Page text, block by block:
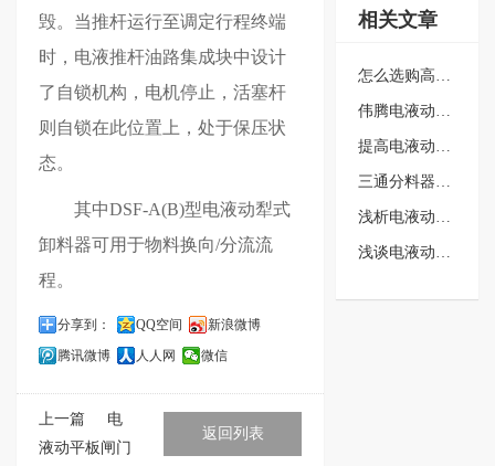
毁。当推杆运行至调定行程终端
时，电液推杆油路集成块中设计
了自锁机构，电机停止，活塞杆
则自锁在此位置上，处于保压状
态。
其中DSF-A(B)型电液动犁式
卸料器可用于物料换向/分流流
程。
分享到： QQ空间
新浪微博
腾讯微博
人人网 微信
返回列表
上一篇 电
液动平板闸门
相关文章
怎么选购高质量的电液动犁式卸料…
伟腾电液动三通分料器品质良好，…
提高电液动平板闸门的使用效果的…
三通分料器的特点介绍
浅析电液动犁式卸料器在启动前需…
浅谈电液动犁式卸料器在运行方面…